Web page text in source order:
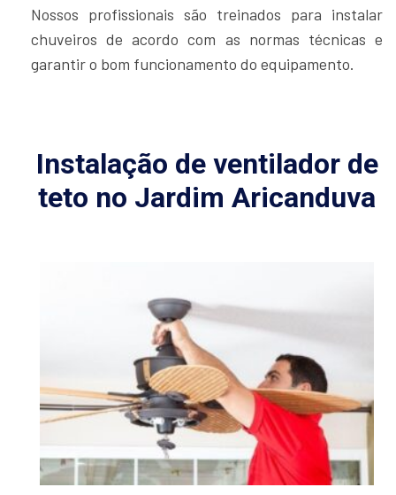
Nossos profissionais são treinados para instalar
chuveiros de acordo com as normas técnicas e
garantir o bom funcionamento do equipamento.
Instalação de ventilador de
teto no Jardim Aricanduva